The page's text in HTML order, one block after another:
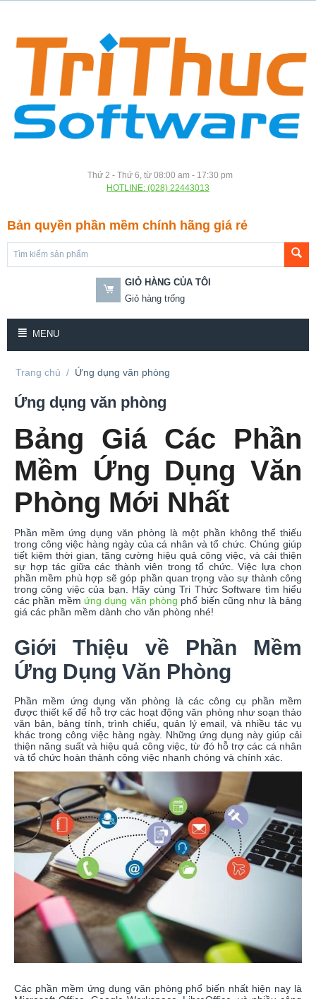
Thứ 2 - Thứ 6, từ 08:00 am - 17:30 pm
HOTLINE: (028) 22443013
Bản quyền phần mềm chính hãng giá rẻ
GIỎ HÀNG CỦA TÔI
Giỏ hàng trống
MENU
Trang chủ / Ứng dụng văn phòng
Ứng dụng văn phòng
Bảng Giá Các Phần
Mềm Ứng Dụng Văn
Phòng Mới Nhất
Phần mềm ứng dụng văn phòng là một phần không thể thiếu
trong công việc hàng ngày của cá nhân và tổ chức. Chúng giúp
tiết kiệm thời gian, tăng cường hiệu quả công việc, và cải thiện
sự hợp tác giữa các thành viên trong tổ chức. Việc lựa chọn
phần mềm phù hợp sẽ góp phần quan trọng vào sự thành công
trong công việc của bạn. Hãy cùng Tri Thức Software tìm hiểu
các phần mềm ứng dụng văn phòng phổ biến cũng như là bảng
giá các phần mềm dành cho văn phòng nhé!
Giới Thiệu về Phần Mềm
Ứng Dụng Văn Phòng
Phần mềm ứng dụng văn phòng là các công cụ phần mềm
được thiết kế để hỗ trợ các hoạt động văn phòng như soạn thảo
văn bản, bảng tính, trình chiếu, quản lý email, và nhiều tác vụ
khác trong công việc hàng ngày. Những ứng dụng này giúp cải
thiện năng suất và hiệu quả công việc, từ đó hỗ trợ các cá nhân
và tổ chức hoàn thành công việc nhanh chóng và chính xác.
Các phần mềm ứng dụng văn phòng phổ biến nhất hiện nay là